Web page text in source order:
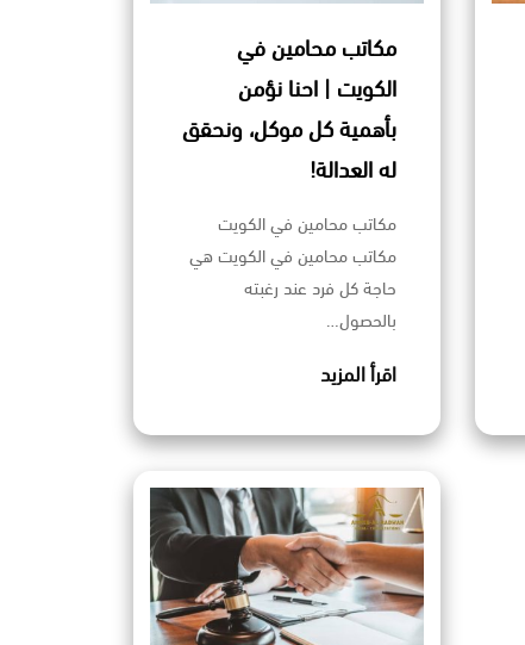
مكاتب محامين في
الكويت | احنا نؤمن
بأهمية كل موكل، ونحقق
له العدالة!
مكاتب محامين في الكويت
مكاتب محامين في الكويت هي
حاجة كل فرد عند رغبته
بالحصول…
اقرأ المزيد